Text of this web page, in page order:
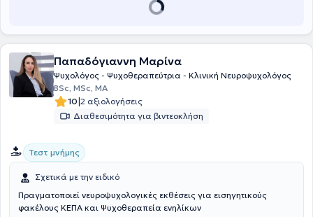
και .WAIS IV. Παρέχει πρακτική άσκηση σε φοιτητές πανεπιστημίων.
κέντρα. Παπαδόγιαννη Μαρίνα
Ψυχολόγος - Ψυχοθεραπεύτρια - Κλινική Νευροψυχολόγος
BSc, MSc, MA
10|2 αξιολογήσεις
Διαθεσιμότητα για βιντεοκλήση
Τεστ μνήμης
Σχετικά με την ειδικό
Πραγματοποιεί νευροψυχολογικές εκθέσεις για εισηγητικούς
φακέλους ΚΕΠΑ και Ψυχοθεραπεία ενηλίκων